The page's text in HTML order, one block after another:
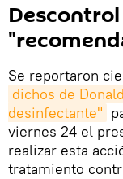
Descontrol
Se reportaron
dichos de
desinfectante"
viernes 24 el
realizar esta
tratamiento